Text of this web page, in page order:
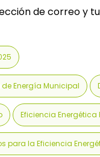
de correo y
Energía Municipal
Eficiencia Energética
para la Eficiencia